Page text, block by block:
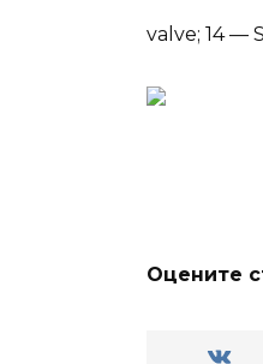
valve; 14 —
Оцените